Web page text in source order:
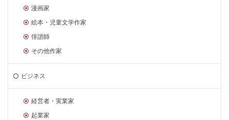
漫画家
絵本・児童文学作家
俳諧師
その他作家
ビジネス
経営者・実業家
起業家